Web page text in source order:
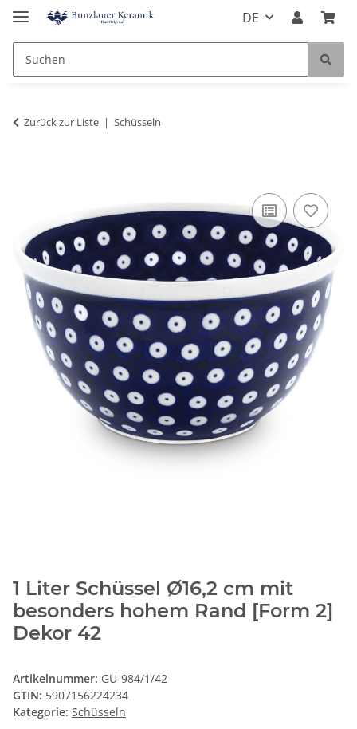
DE
Zurück zur Liste Schüsseln
1 Liter Schüssel Ø16,2 cm mit
besonders hohem Rand [Form 2]
Dekor 42
Artikelnummer: GU-984/1/42
GTIN: 5907156224234
Kategorie: Schüsseln